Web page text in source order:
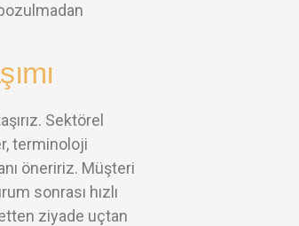
Sektörel
terminoloji
öneririz. Müşteri
sonrası hızlı
ziyade uçtan